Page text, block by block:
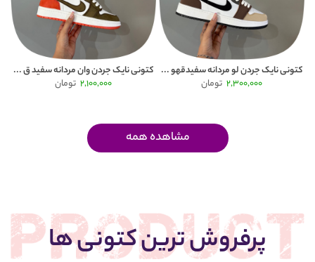
کتونی نایک جردن لو مردانه سفیدقهو ...
2,300,000 تومان
کتونی نایک جردن وان مردانه سفید ق ...
2,100,000 تومان
مشاهده همه
پرفروش ترین کتونی ها